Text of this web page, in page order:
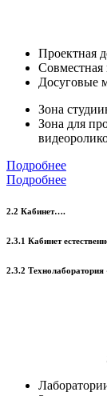
Проектная
Совместная
Досуговые
Зона
Зона для
Подробнее
Подробнее
2.2 Кабинет….
2.3.1 Кабинет
2.3.2